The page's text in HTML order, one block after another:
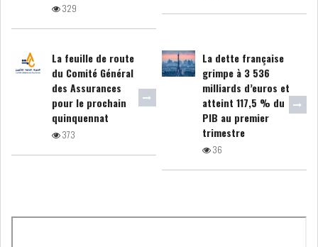
GRAPHIQUE TUNINDEX
GRAPHIQUE DU TUNINDEX
RSS ANALYSES HEBDOMADAIRES
329
La feuille de route
du Comité Général
des Assurances
pour le prochain
quinquennat
373
La dette française
grimpe à 3 536
milliards d’euros et
atteint 117,5 % du
PIB au premier
trimestre
36